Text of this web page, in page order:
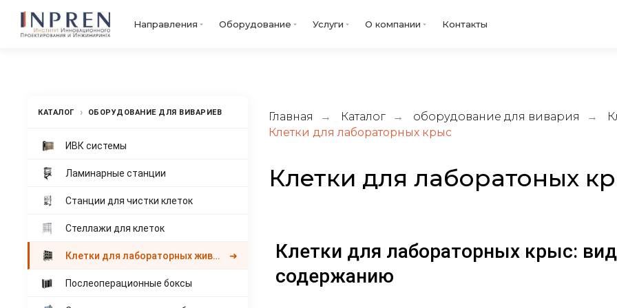
Направления Оборудование Услуги О компании Контакты
КАТАЛОГ › ОБОРУДОВАНИЕ ДЛЯ ВИВАРИЕВ
ИВК системы
Ламинарные станции
Станции для чистки клеток
Стеллажи для клеток
Клетки для лабораторных животных ➜
Послеоперационные боксы
Главная → Каталог → оборудование для вивария →
Клетки для лабораторных крыс
Клетки для лаборатоных
Клетки для лабораторных крыс:
содержанию